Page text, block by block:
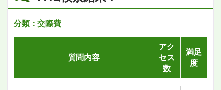
分類：交際費
質問内容
アク
セス
数
満足
度